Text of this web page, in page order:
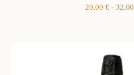
20,00 € - 32,00